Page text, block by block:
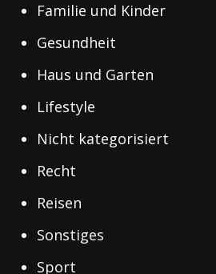
Familie und Kinder
Gesundheit
Haus und Garten
Lifestyle
Nicht kategorisiert
Recht
Reisen
Sonstiges
Sport